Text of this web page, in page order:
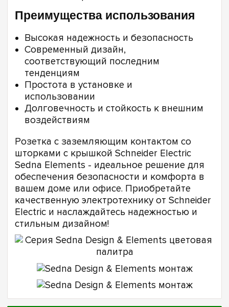
Преимущества использования
Высокая надежность и безопасность
Современный дизайн,
соответствующий последним
тенденциям
Простота в установке и
использовании
Долговечность и стойкость к внешним
воздействиям
Розетка с заземляющим контактом со
шторками с крышкой Schneider Electric
Sedna Elements - идеальное решение для
обеспечения безопасности и комфорта в
вашем доме или офисе. Приобретайте
качественную электротехнику от Schneider
Electric и наслаждайтесь надежностью и
стильным дизайном!